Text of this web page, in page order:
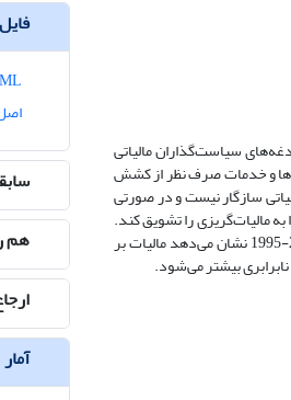
سیاست‌گذاران مالیاتی
و خدمات صرف نظر از کشش
سازگار نیست و در صورتی
مالیات‌گریزی را تشویق کند.
نتایج حاصل از برآورد مدل با استفاده از روش اثرات ثابت و گشتاورهای تعمیم‌یافته در گروه کشورهای منتخب با درآمد متوسط در دوره زمانی 2015-1995 نشان می‌­دهد مالیات بر
بیشتر می­‌شود.
هم
آمار